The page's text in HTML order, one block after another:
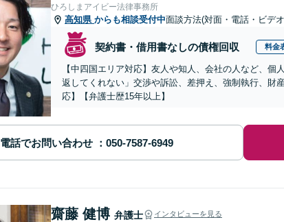
ひろしまアイビー法律事務所
高知県 からも相談受付中面談方法(対面・電話・ビデ
契約書・借用書なしの債権回収 料金
【中四国エリア対応】友人や知人、会社の人など、
返してくれない」交渉や訴訟、差押え、強制執行、財
応】【弁護士歴15年以上】
電話でお問い合わせ
齋藤 健博 弁護士 インタビューを見る